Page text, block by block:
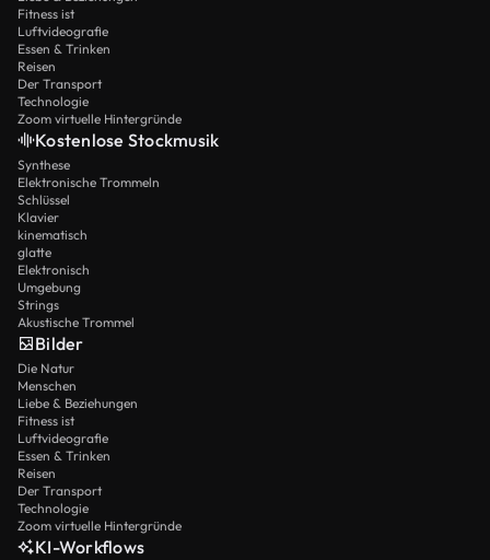
Fitness ist
Luftvideografie
Essen & Trinken
Reisen
Der Transport
Technologie
Zoom virtuelle Hintergründe
Kostenlose Stockmusik
Synthese
Elektronische Trommeln
Schlüssel
Klavier
kinematisch
glatte
Elektronisch
Umgebung
Strings
Akustische Trommel
Bilder
Die Natur
Menschen
Liebe & Beziehungen
Fitness ist
Luftvideografie
Essen & Trinken
Reisen
Der Transport
Technologie
Zoom virtuelle Hintergründe
KI-Workflows